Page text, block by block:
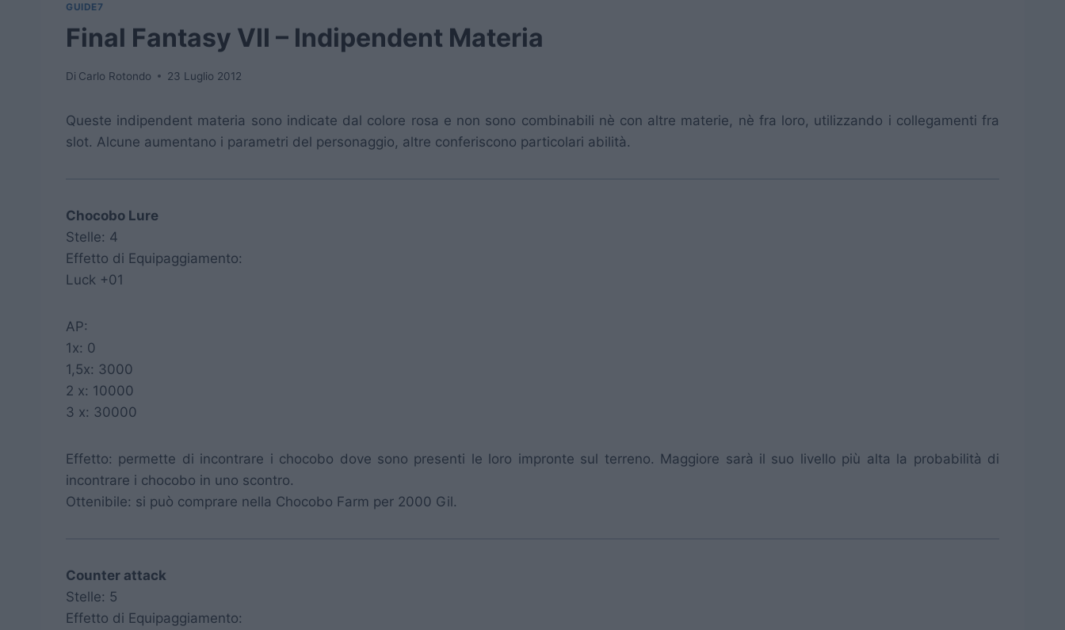
GUIDE7
Final Fantasy VII – Indipendent Materia
Di Carlo Rotondo 23 Luglio 2012
Queste indipendent materia sono indicate dal colore rosa e non sono combinabili nè con altre materie, nè fra loro, utilizzando i collegamenti fra
slot. Alcune aumentano i parametri del personaggio, altre conferiscono particolari abilità.
Chocobo Lure
Stelle: 4
Effetto di Equipaggiamento:
Luck +01
AP:
1x: 0
1,5x: 3000
2 x: 10000
3 x: 30000
Effetto: permette di incontrare i chocobo dove sono presenti le loro impronte sul terreno. Maggiore sarà il suo livello più alta la probabilità di
incontrare i chocobo in uno scontro.
Ottenibile: si può comprare nella Chocobo Farm per 2000 Gil.
Counter attack
Stelle: 5
Effetto di Equipaggiamento: